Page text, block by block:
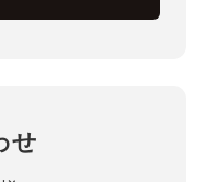
せ